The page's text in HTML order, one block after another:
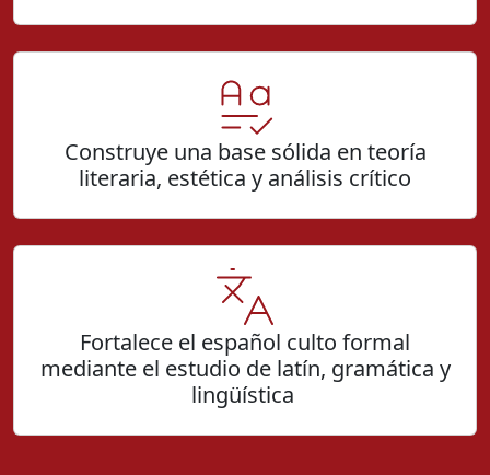
Construye una base sólida en teoría
literaria, estética y análisis crítico
Fortalece el español culto formal
mediante el estudio de latín, gramática y
lingüística